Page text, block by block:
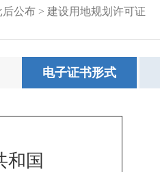
后公布 > 建设用地规划许可证
电子证书形式
和国